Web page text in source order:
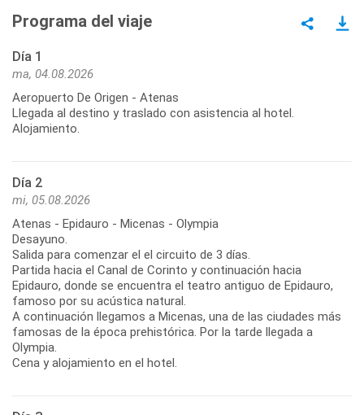
Programa del viaje
Día 1
ma, 04.08.2026
Aeropuerto De Origen - Atenas
Llegada al destino y traslado con asistencia al hotel.
Alojamiento.
Día 2
mi, 05.08.2026
Atenas - Epidauro - Micenas - Olympia
Desayuno.
Salida para comenzar el el circuito de 3 días.
Partida hacia el Canal de Corinto y continuación hacia
Epidauro, donde se encuentra el teatro antiguo de Epidauro,
famoso por su acústica natural.
A continuación llegamos a Micenas, una de las ciudades más
famosas de la época prehistórica. Por la tarde llegada a
Olympia.
Cena y alojamiento en el hotel.